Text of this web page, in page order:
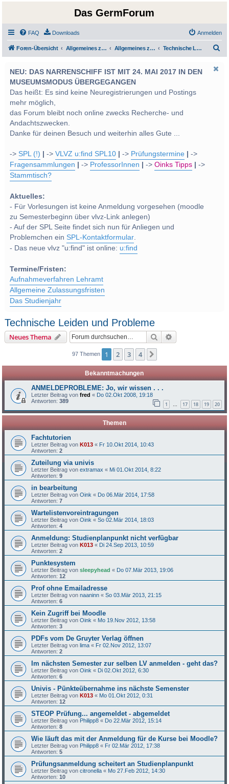
Das GermForum
FAQ Downloads Anmelden
Foren-Übersicht Allgemeines zum Studium und Studentenleben Allgemeines zum Studium Technische Leiden und Probleme
NEU: DAS NARRENSCHIFF IST MIT 24. MAI 2017 IN DEN
MUSEUMSMODUS ÜBERGEGANGEN
Das heißt: Es sind keine Neuregistrierungen und Postings
mehr möglich,
das Forum bleibt noch online zwecks Recherche- und
Andachtszwecken.
Danke für deinen Besuch und weiterhin alles Gute ...
->SPL (!) ->VLVZ u:find SPL10 -> Prüfungstermine
->
Fragensammlungen
-> ProfessorInnen ->Oinks Tipps
->
Stammtisch?
Aktuelles:
- Für Vorlesungen ist keine Anmeldung vorgesehen (moodle
zu Semesterbeginn über vlvz-Link anlegen)
- Auf der SPL Seite findet sich nun für Anliegen und
Problemchen einSPL-Kontaktformular.
- Das neue vlvz "u:find" ist online: u:find
Termine/Fristen:
Aufnahmeverfahren Lehramt
Allgemeine Zulassungsfristen
Das Studienjahr
Technische Leiden und Probleme
Neues Thema Suche
97 Themen 1 2 3 4
Bekanntmachungen
ANMELDEPROBLEME: Jo, wir wissen . . .
Letzter Beitrag vonfred « Do 02.Okt 2008, 19:18
Antworten:389 1 … 17 18 19 20
Themen
Fachtutorien
Letzter Beitrag vonK013 « Fr 10.Okt 2014, 10:43
Antworten:2
Zuteilung via univis
Letzter Beitrag vonextramax « Mi 01.Okt 2014, 8:22
Antworten:9
in bearbeitung
Letzter Beitrag vonOink « Do 06.Mär 2014, 17:58
Antworten:7
Wartelistenvoreintragungen
Letzter Beitrag vonOink «So 02.Mär 2014, 18:03
Antworten:4
Anmeldung: Studienplanpunkt nicht verfügbar
Letzter Beitrag vonK013 « Di 24.Sep 2013, 10:59
Antworten:2
Punktesystem
Letzter Beitrag vonsleepyhead « Do 07.Mär 2013, 19:06
Antworten:12
Prof ohne Emailadresse
Letzter Beitrag vonnaaninn «So 03.Mär 2013, 21:15
Antworten:6
Kein Zugriff bei Moodle
Letzter Beitrag vonOink « Mo 19.Nov 2012, 13:58
Antworten:3
PDFs vom De Gruyter Verlag öffnen
Letzter Beitrag vonlima « Fr 02.Nov 2012, 13:07
Antworten:2
Im nächsten Semester zur selben LV anmelden - geht das?
Letzter Beitrag vonOink « Di 02.Okt 2012, 6:30
Antworten:6
Univis - Pünkteübernahme ins nächste Semenster
Letzter Beitrag vonK013 « Mo 01.Okt 2012, 0:31
Antworten:12
STEOP Prüfung... angemeldet - abgemeldet
Letzter Beitrag von Philipp8 « Do 22.Mär 2012, 15:14
Antworten:8
Wie läuft das mit der Anmeldung für de Kurse bei Moodle?
Letzter Beitrag von Philipp8 « Fr 02.Mär 2012, 17:38
Antworten:5
Prüfungsanmeldung scheitert an Studienplanpunkt
Letzter Beitrag voncitronella « Mo 27.Feb 2012, 14:30
Antworten:10